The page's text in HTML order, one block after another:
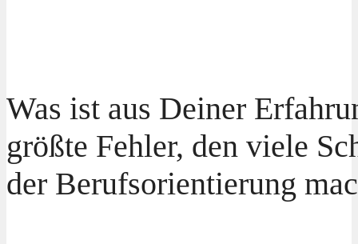
Was ist aus Deiner
größte Fehler, den viele
der Berufsorientierung